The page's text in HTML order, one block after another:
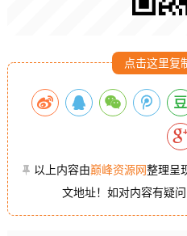
点击这里复
以上内容由巅峰资源网整理呈
文地址！如对内容有疑